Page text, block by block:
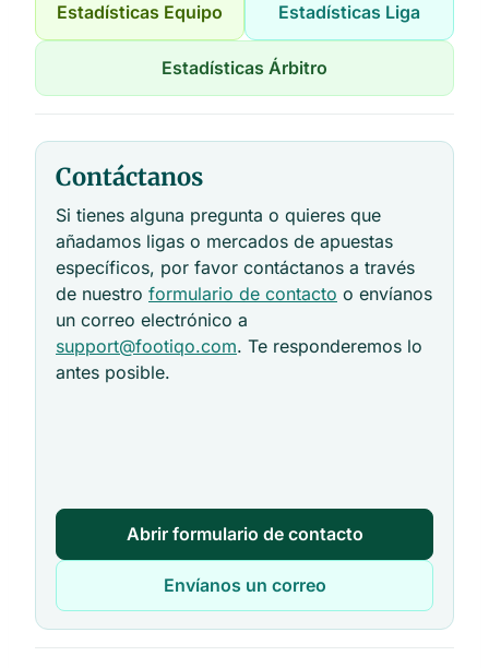
Estadísticas Equipo Estadísticas Liga
Estadísticas Árbitro
Contáctanos
Si tienes alguna pregunta o quieres que
añadamos ligas o mercados de apuestas
específicos, por favor contáctanos a través
de nuestro formulario de contacto o envíanos
un correo electrónico a
support@footiqo.com. Te responderemos lo
antes posible.
Abrir formulario de contacto
Envíanos un correo